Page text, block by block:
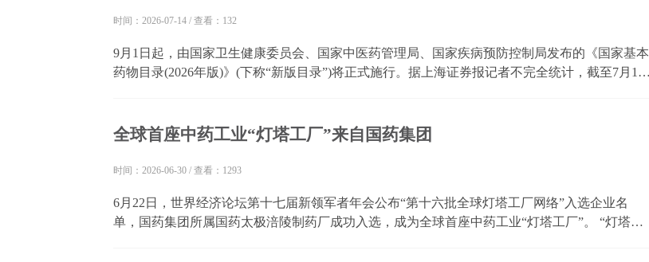
时间：2026-07-14 / 查看：132
9月1日起，由国家卫生健康委员会、国家中医药管理局、国家疾病预防控制局发布的《国家基本
药物目录(2026年版)》(下称“新版目录”)将正式施行。据上海证券报记者不完全统计，截至7月13
全球首座中药工业“灯塔工厂”来自国药集团
时间：2026-06-30 / 查看：1293
6月22日，世界经济论坛第十七届新领军者年会公布“第十六批全球灯塔工厂网络”入选企业名
单，国药集团所属国药太极涪陵制药厂成功入选，成为全球首座中药工业“灯塔工厂”。 “灯塔工